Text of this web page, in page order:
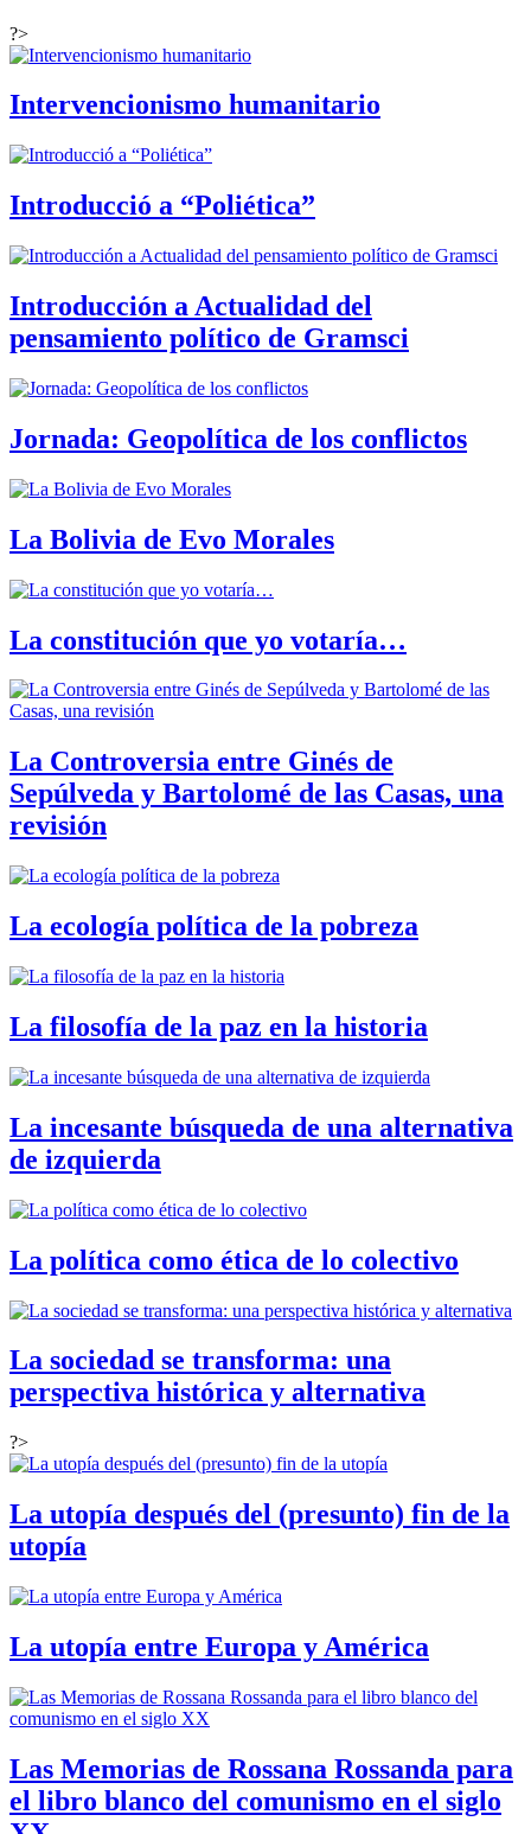
?>
Intervencionismo humanitario
Introducció a “Poliética”
Introducción a Actualidad del
pensamiento político de Gramsci
Jornada: Geopolítica de los conflictos
La Bolivia de Evo Morales
La constitución que yo votaría…
La Controversia entre Ginés de
Sepúlveda y Bartolomé de las Casas, una
revisión
La ecología política de la pobreza
La filosofía de la paz en la historia
La incesante búsqueda de una alternativa
de izquierda
La política como ética de lo colectivo
La sociedad se transforma: una
perspectiva histórica y alternativa
?>
La utopía después del (presunto) fin de la
utopía
La utopía entre Europa y América
Las Memorias de Rossana Rossanda para
el libro blanco del comunismo en el siglo